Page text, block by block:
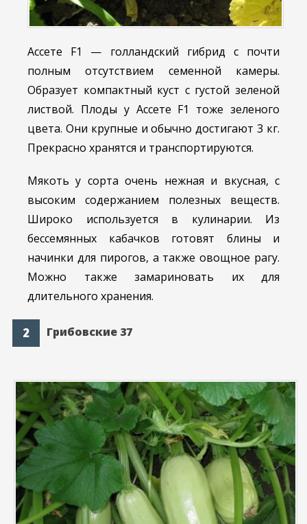
Ассете F1 — голландский гибрид с почти
полным отсутствием семенной камеры.
Образует компактный куст с густой зеленой
листвой. Плоды у Ассете F1 тоже зеленого
цвета. Они крупные и обычно достигают 3 кг.
Прекрасно хранятся и транспортируются.
Мякоть у сорта очень нежная и вкусная, с
высоким содержанием полезных веществ.
Широко используется в кулинарии. Из
бессемянных кабачков готовят блины и
начинки для пирогов, а также овощное рагу.
Можно также замариновать их для
длительного хранения.
Грибовские 37